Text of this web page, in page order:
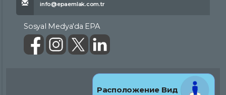
info@epaemlak.com.tr
Sosyal Medya'da EPA
Расположение Вид